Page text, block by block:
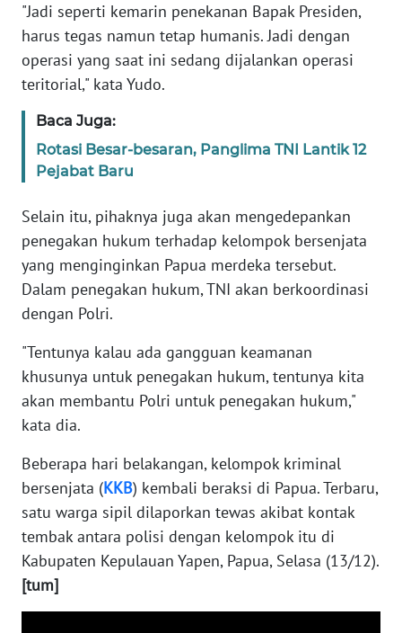
"Jadi seperti kemarin penekanan Bapak Presiden,
harus tegas namun tetap humanis. Jadi dengan
operasi yang saat ini sedang dijalankan operasi
teritorial," kata Yudo.
Baca Juga:
Rotasi Besar-besaran, Panglima TNI Lantik 12
Pejabat Baru
Selain itu, pihaknya juga akan mengedepankan
penegakan hukum terhadap kelompok bersenjata
yang menginginkan Papua merdeka tersebut.
Dalam penegakan hukum, TNI akan berkoordinasi
dengan Polri.
"Tentunya kalau ada gangguan keamanan
khusunya untuk penegakan hukum, tentunya kita
akan membantu Polri untuk penegakan hukum,"
kata dia.
Beberapa hari belakangan, kelompok kriminal
bersenjata (KKB) kembali beraksi di Papua. Terbaru,
satu warga sipil dilaporkan tewas akibat kontak
tembak antara polisi dengan kelompok itu di
Kabupaten Kepulauan Yapen, Papua, Selasa (13/12).
[tum]
Regional
WN
SUMUT
WN
JAKARTA
JABAR
WN
BANTEN
WN
NTT
WN
WN
PAPUA
WN
PAPUA
BARAT
WN